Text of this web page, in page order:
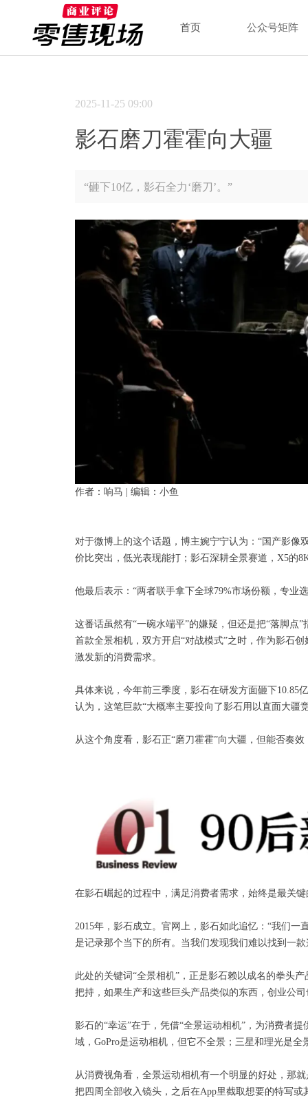
公众号矩阵
首页
影石磨刀霍霍向大疆
作者：响马 | 编辑：小鱼
对于微博上的这个话题，博主婉宁宁认为：“国产影像
价比突出，低光表现能打；影石深耕全景赛道，X5的
他最后表示：“两者联手拿下全球79%市场份额，专业
这番话虽然有“一碗水端平”的嫌疑，但还是把“落脚点
首款全景相机，双方开启“对战模式”之时，作为影石
激发新的消费需求。
具体来说，今年前三季度，影石在研发方面砸下10.85
认为，这笔巨款“大概率主要投向了影石用以直面大疆
从这个角度看，影石正“磨刀霍霍”向大疆，但能否奏
在影石崛起的过程中，满足消费者需求，始终是最关
2015年，影石成立。官网上，影石如此追忆：“我们
是记录那个当下的所有。当我们发现我们难以找到一
此处的关键词“全景相机”，正是影石赖以成名的拳头
把持，如果生产和这些巨头产品类似的东西，创业公
影石的“幸运”在于，凭借“全景运动相机”，为消费者
域，GoPro是运动相机，但它不全景；三星和理光是全
从消费视角看，全景运动相机有一个明显的好处，那
把四周全部收入镜头，之后在App里截取想要的特写
“砸下10亿，影石全力‘磨刀’。”
2025-11-25 09:00